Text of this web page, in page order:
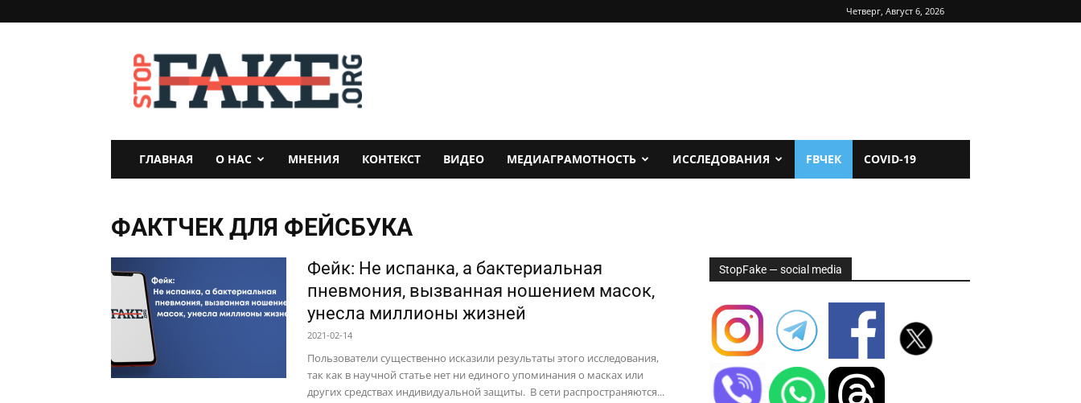
Четверг, Август 6, 2026
StopFake
ГЛАВНАЯ О НАС МНЕНИЯ КОНТЕКСТ ВИДЕО МЕДИАГРАМОТНОСТЬ ИССЛЕДОВАНИЯ FBЧЕК COVID-19
ФАКТЧЕК ДЛЯ ФЕЙСБУКА
Фейк: Не испанка, а бактериальная
пневмония, вызванная ношением масок,
унесла миллионы жизней
2021-02-14
Пользователи существенно исказили результаты этого исследования,
так как в научной статье нет ни единого упоминания о масках или
других средствах индивидуальной защиты. В сети распространяются...
StopFake — social media